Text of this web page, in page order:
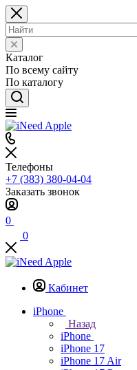
Каталог
По всему сайту
По каталогу
Телефоны
+7 (383) 380-04-04
Заказать звонок
0
0
Кабинет
iPhone
Назад
iPhone
iPhone 17
iPhone 17 Air